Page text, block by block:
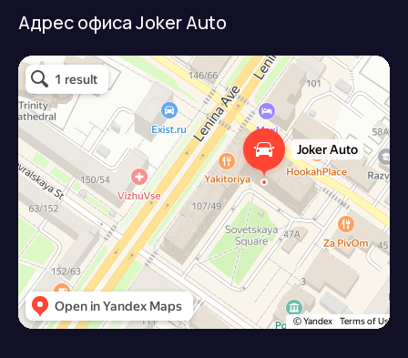
Адрес офиса Joker Auto
Джокер авто
Займ под залог авто в Подольске
Микрофинансовая организация в Подольске